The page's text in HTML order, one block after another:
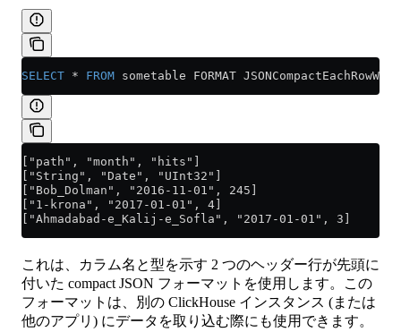
SELECT * FROM sometable FORMAT
["path", "month", "hits"]
["String", "Date", "UInt32"]
["Bob_Dolman", "2016-11-01", 245]
["1-krona", "2017-01-01", 4]
["Ahmadabad-e_Kalij-e_Sofla", "2017-01-01", 3]
これは、カラム名と型を示す 2 つのヘッダー行が先頭に
付いた compact JSON フォーマットを使用します。この
フォーマットは、別の ClickHouse インスタンス (または
他のアプリ) にデータを取り込む際にも使用できます。